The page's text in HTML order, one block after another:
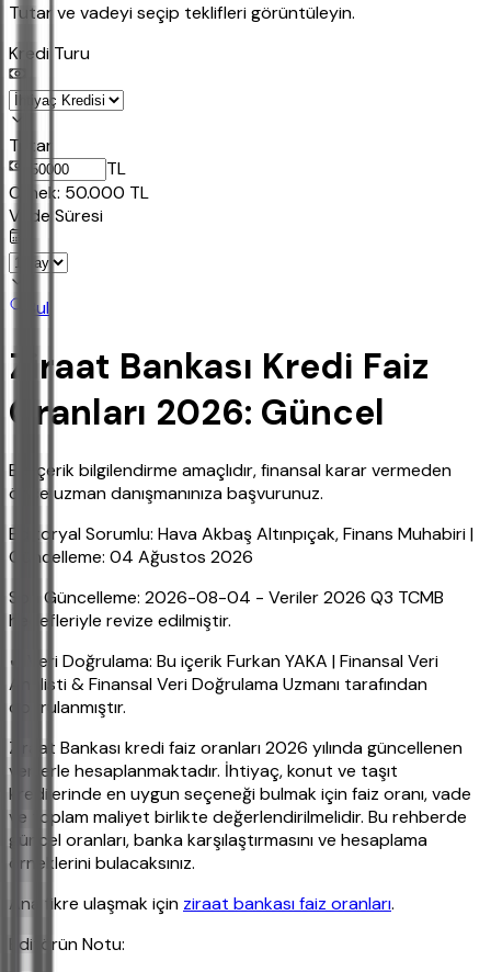
Tutar ve vadeyi seçip teklifleri görüntüleyin.
Kredi Turu
Tutar
TL
Ornek: 50.000 TL
Vade Süresi
Bul
Ziraat Bankası Kredi Faiz
Oranları 2026: Güncel
Bu içerik bilgilendirme amaçlıdır, finansal karar vermeden
önce uzman danışmanınıza başvurunuz.
Editoryal Sorumlu: Hava Akbaş Altınpıçak, Finans Muhabiri |
Güncelleme: 04 Ağustos 2026
Son Güncelleme: 2026-08-04 - Veriler 2026 Q3 TCMB
hedefleriyle revize edilmiştir.
✔ Veri Doğrulama: Bu içerik Furkan YAKA | Finansal Veri
Analisti & Finansal Veri Doğrulama Uzmanı tarafından
doğrulanmıştır.
Ziraat Bankası kredi faiz oranları 2026 yılında güncellenen
verilerle hesaplanmaktadır. İhtiyaç, konut ve taşıt
kredilerinde en uygun seçeneği bulmak için faiz oranı, vade
ve toplam maliyet birlikte değerlendirilmelidir. Bu rehberde
güncel oranları, banka karşılaştırmasını ve hesaplama
örneklerini bulacaksınız.
Ana fikre ulaşmak için ziraat bankası faiz oranları.
Editörün Notu: